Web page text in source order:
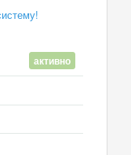
активно